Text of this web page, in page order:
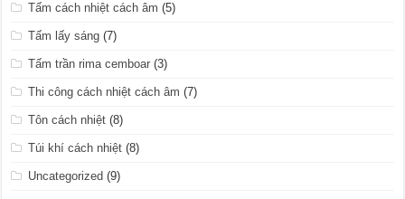
Tấm cách nhiệt cách âm (5)
Tấm lấy sáng (7)
Tấm trần rima cemboar (3)
Thi công cách nhiệt cách âm (7)
Tôn cách nhiệt (8)
Túi khí cách nhiệt (8)
Uncategorized (9)